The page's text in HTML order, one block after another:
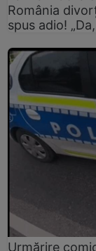
România
spus adio!
Urmărire